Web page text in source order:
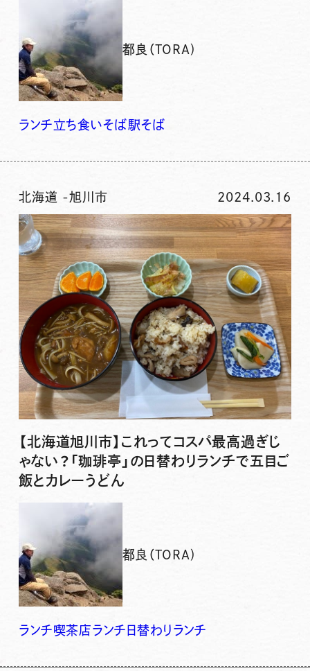
都良（TORA)
ランチ立ち食いそば駅そば
北海道 -旭川市 2024.03.16
【北海道旭川市】これってコスパ最高過ぎじ
ゃない？「珈琲亭」の日替わりランチで五目ご
飯とカレーうどん
都良（TORA)
ランチ喫茶店ランチ 日替わりランチ